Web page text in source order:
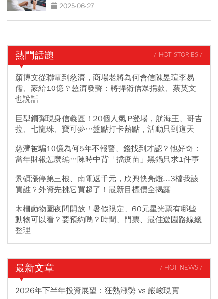
2025-06-27
熱門話題 / HOT STORIES /
顏博文從聯電到慈濟，商場老將為何會信陳昱瑄李易
儒、豪給10億？慈濟發聲：將捍衛信眾捐款、蔡英文
也說話
巨型鋼彈現身信義區！20個人氣IP登場，航海王、哥吉
拉、七龍珠、寶可夢…盤點打卡熱點，活動只到這天
慈濟被騙10億為何5年不報警、錢找到才認？他好奇：
當年財報怎麼編…陳時中背「擋疫苗」黑鍋只求1件事
景碩漲停第三根、南電返千元，欣興快亮燈...3檔我該
買誰？外資先挑它買超了！最新目標價全揭露
木柵動物園夜間開放！暑假限定、60元星光票有哪些
動物可以看？要預約嗎？時間、門票、最佳遊園路線總
整理
最新文章 / HOT NEWS /
2026年下半年投資展望：狂熱漲勢 vs 嚴峻現實